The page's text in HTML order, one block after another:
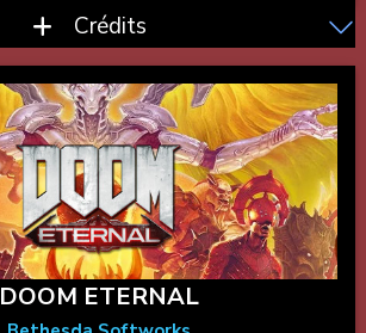
Crédits
DOOM ETERNAL